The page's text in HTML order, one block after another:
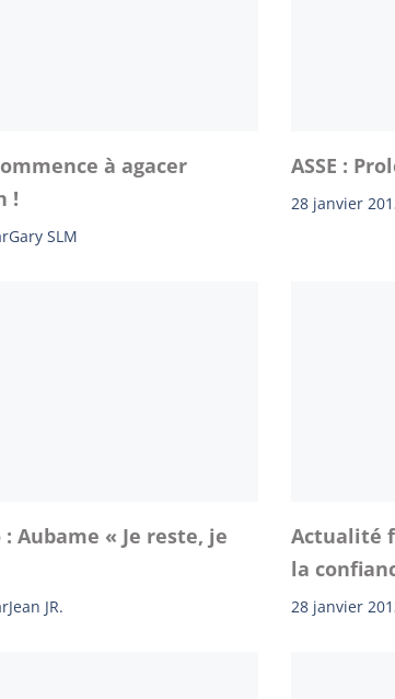
à agacer
!
Gary SLM
ASSE :
28 janvier
Aubame « Je reste, je
Jean JR.
Actualité
la
28 janvier